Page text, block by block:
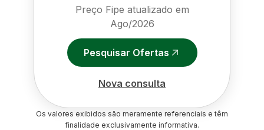
Preço Fipe atualizado em
Ago/2026
Pesquisar Ofertas
Nova consulta
Os valores exibidos são meramente referenciais e têm
finalidade exclusivamente informativa.